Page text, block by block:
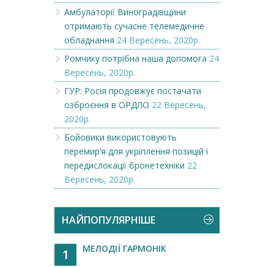
Амбулаторії Виноградівщини
отримають сучасне телемедичне
обладнання 24 Вересень, 2020р.
Ромчику потрібна наша допомога 24
Вересень, 2020р.
ГУР: Росія продовжує постачати
озброєння в ОРДЛО 22 Вересень,
2020р.
Бойовики використовують
перемир’я для укріплення позицій і
передислокації бронетехніки 22
Вересень, 2020р.
НАЙПОПУЛЯРНІШЕ
1 МЕЛОДІЇ ГАРМОНІК